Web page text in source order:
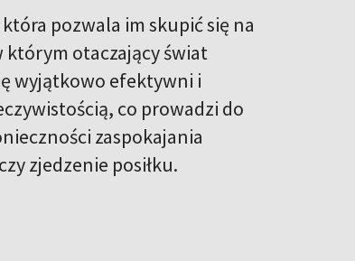
pozwala im skupić się na
którym otaczający świat
wyjątkowo efektywni i
co prowadzi do
zaspokajania
zjedzenie posiłku.